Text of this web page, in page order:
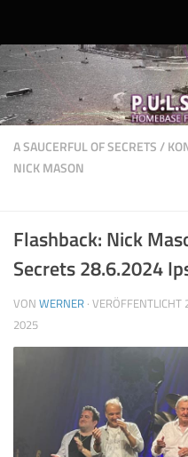
A SAUCERFUL OF SECRETS/
NICK MASON
Flashback: Nick
Secrets 28.6.2024
VON WERNER · VERÖFFENTLICHT
2025